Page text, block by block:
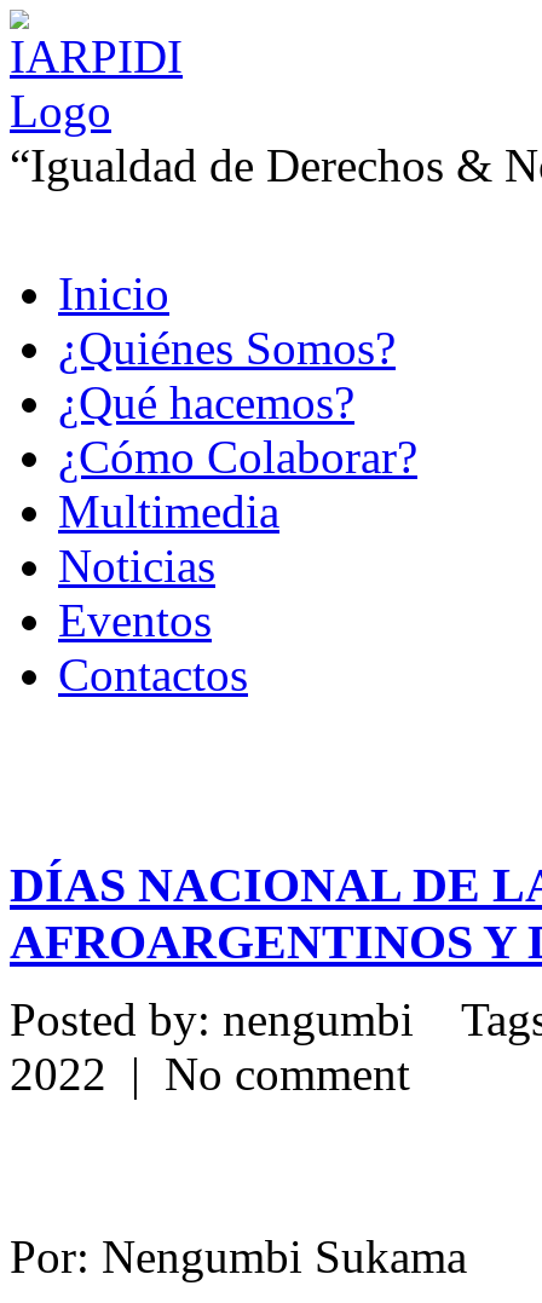
“Igualdad de Derechos &
Inicio
¿Quiénes Somos?
¿Qué hacemos?
¿Cómo Colaborar?
Multimedia
Noticias
Eventos
Contactos
DÍAS NACIONAL DE
AFROARGENTINOS Y
Posted by: nengumbi
2022 | No comment
Por: Nengumbi Sukama